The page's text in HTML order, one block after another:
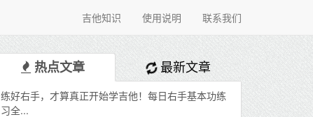
吉他知识 使用说明 联系我们
热点文章 最新文章
练好右手，才算真正开始学吉他！每日右手基本功练
习全...